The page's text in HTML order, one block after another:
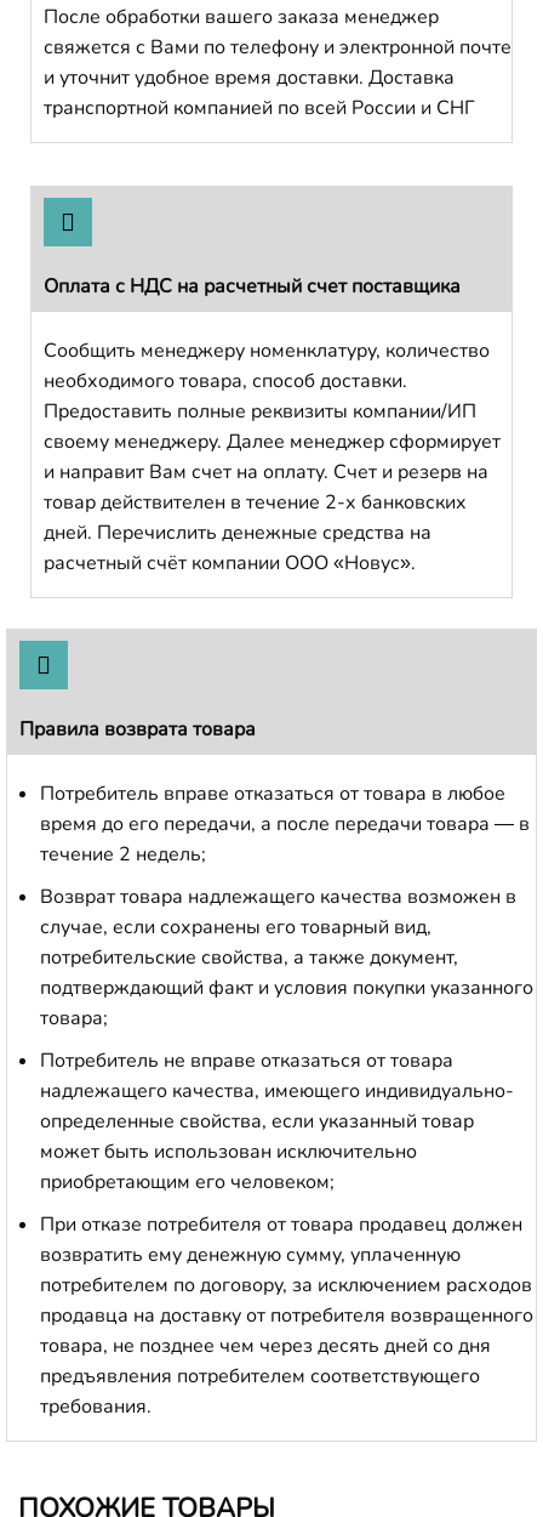
После обработки вашего заказа менеджер
свяжется с Вами по телефону и электронной почте
и уточнит удобное время доставки. Доставка
транспортной компанией по всей России и СНГ
Оплата с НДС на расчетный счет поставщика
Сообщить менеджеру номенклатуру, количество
необходимого товара, способ доставки.
Предоставить полные реквизиты компании/ИП
своему менеджеру. Далее менеджер сформирует
и направит Вам счет на оплату. Счет и резерв на
товар действителен в течение 2-х банковских
дней. Перечислить денежные средства на
расчетный счёт компании ООО «Новус».
Правила возврата товара
Потребитель вправе отказаться от товара в любое
время до его передачи, а после передачи товара — в
течение 2 недель;
Возврат товара надлежащего качества возможен в
случае, если сохранены его товарный вид,
потребительские свойства, а также документ,
подтверждающий факт и условия покупки указанного
товара;
Потребитель не вправе отказаться от товара
надлежащего качества, имеющего индивидуально-
определенные свойства, если указанный товар
может быть использован исключительно
приобретающим его человеком;
При отказе потребителя от товара продавец должен
возвратить ему денежную сумму, уплаченную
потребителем по договору, за исключением расходов
продавца на доставку от потребителя возвращенного
товара, не позднее чем через десять дней со дня
предъявления потребителем соответствующего
требования.
ПОХОЖИЕ ТОВАРЫ